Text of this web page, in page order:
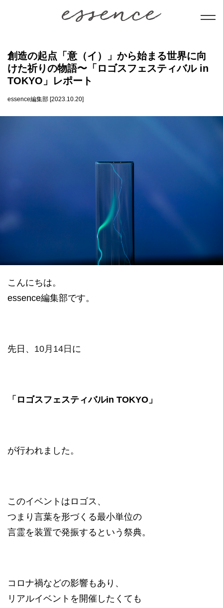
暮らし
美と健康
学び
利用規約
個人情報保護方針
創造の起点「意（イ）」から始まる世界に向
けた祈りの物語〜「ロゴスフェスティバル in
TOKYO」レポート
essence編集部 [2023.10.20]
こんにちは。
essence編集部です。
先日、 10月14日 に
「 ロゴスフェスティバルin TOKYO」
が行われました。
このイベントはロゴス、
つまり言葉を形づくる最小単位の
言霊を装置で発振するという祭典。
コロナ禍などの影響もあり、
リアルイベントを開催したくても